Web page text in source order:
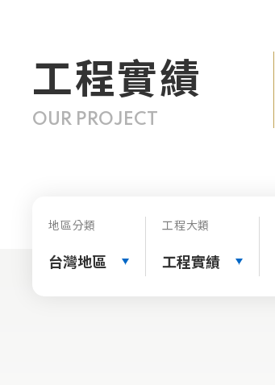
工程實績
OUR PROJECT
地區分類
台灣地區
工程大類
工程實績